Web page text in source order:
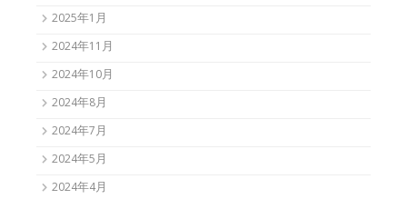
2025年1月
2024年11月
2024年10月
2024年8月
2024年7月
2024年5月
2024年4月